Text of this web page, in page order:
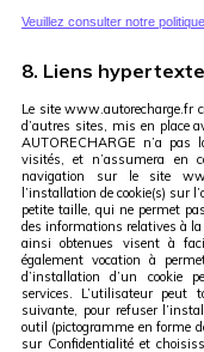
Veuillez consulter notre
8. Liens
Le site www.autorecharge.fr
d’autres sites, mis en place
AUTORECHARGE n’a
visités, et n’assumera en
navigation sur le site
l’installation de cookie(s) sur
petite taille, qui ne permet
des informations relatives à
ainsi obtenues visent à
également vocation à
d’installation d’un cookie
services. L’utilisateur peut
suivante, pour refuser
outil (pictogramme en forme
sur Confidentialité et